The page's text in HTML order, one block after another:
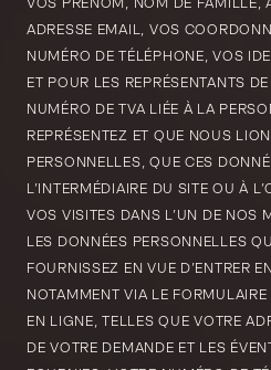
VOS PRÉNOM, NOM DE FAMILLE,
ADRESSE EMAIL, VOS
NUMÉRO DE TÉLÉPHONE, VOS
ET POUR LES REPRÉSENTANTS
NUMÉRO DE TVA LIÉE À LA
REPRÉSENTEZ ET QUE NOUS
PERSONNELLES, QUE CES
L’INTERMÉDIAIRE DU SITE OU À
VOS VISITES DANS L’UN DE NOS
LES DONNÉES PERSONNELLES
FOURNISSEZ EN VUE D’ENTRER
NOTAMMENT VIA LE
EN LIGNE, TELLES QUE VOTRE
DE VOTRE DEMANDE ET LES